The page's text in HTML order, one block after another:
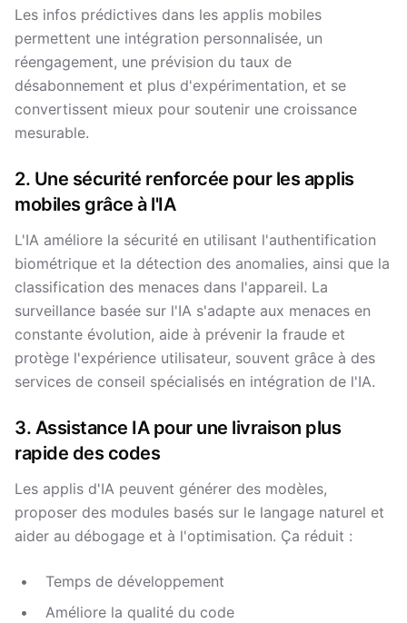
Les infos prédictives dans les applis mobiles
permettent une intégration personnalisée, un
réengagement, une prévision du taux de
désabonnement et plus d'expérimentation, et se
convertissent mieux pour soutenir une croissance
mesurable.
2. Une sécurité renforcée pour les applis
mobiles grâce à l'IA
L'IA améliore la sécurité en utilisant l'authentification
biométrique et la détection des anomalies, ainsi que la
classification des menaces dans l'appareil. La
surveillance basée sur l'IA s'adapte aux menaces en
constante évolution, aide à prévenir la fraude et
protège l'expérience utilisateur, souvent grâce à des
services de conseil spécialisés en intégration de l'IA.
3. Assistance IA pour une livraison plus
rapide des codes
Les applis d'IA peuvent générer des modèles,
proposer des modules basés sur le langage naturel et
aider au débogage et à l'optimisation. Ça réduit :
Temps de développement
Améliore la qualité du code